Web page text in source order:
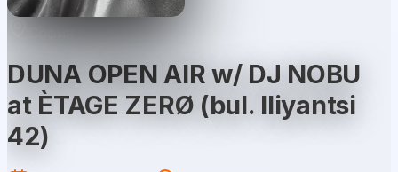
София
DUNA OPEN AIR w/ DJ NOBU
at ÈTAGE ZERØ (bul. Iliyantsi
42)